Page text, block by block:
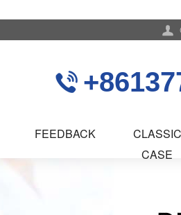
FEEDBACK
CLASSIC
CASE